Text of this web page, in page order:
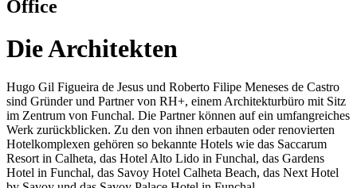
Office
Die Architekten
Hugo Gil Figueira de Jesus und Roberto Filipe Meneses de Castro
sind Gründer und Partner von RH+, einem Architekturbüro mit Sitz
im Zentrum von Funchal. Die Partner können auf ein umfangreiches
Werk zurückblicken. Zu den von ihnen erbauten oder renovierten
Hotelkomplexen gehören so bekannte Hotels wie das Saccarum
Resort in Calheta, das Hotel Alto Lido in Funchal, das Gardens
Hotel in Funchal, das Savoy Hotel Calheta Beach, das Next Hotel